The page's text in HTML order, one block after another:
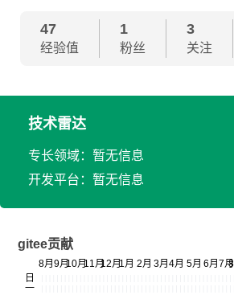
47
经验值
1
粉丝
3
关注
技术雷达
专长领域：暂无信息
开发平台：暂无信息
gitee贡献